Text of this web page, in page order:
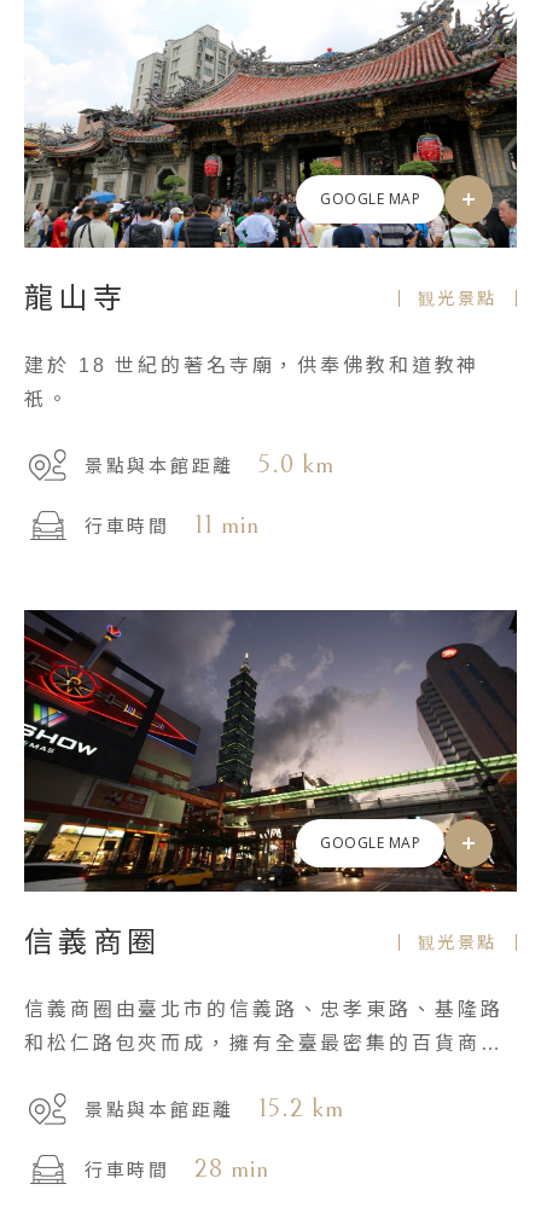
GOOGLE MAP
龍山寺 観光景點
建於 18 世紀的著名寺廟，供奉佛教和道教神
祇。
景點與本館距離 5.0 km
行車時間 11 min
GOOGLE MAP
信義商圈 観光景點
信義商圈由臺北市的信義路、忠孝東路、基隆路
和松仁路包夾而成，擁有全臺最密集的百貨商
景點與本館距離
15.2 km
行車時間 28 min